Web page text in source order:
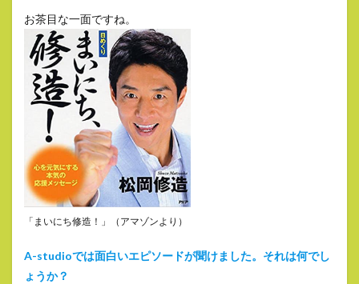
お茶目な一面ですね。
「まいにち修造！」（アマゾンより）
A-studioでは面白いエピソードが聞けました。それは何でし
ょうか？